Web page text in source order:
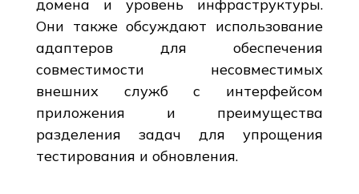
домена и уровень инфраструктуры.
Они также обсуждают использование
адаптеров для обеспечения
совместимости несовместимых
внешних служб с интерфейсом
приложения и преимущества
разделения задач для упрощения
тестирования и обновления.